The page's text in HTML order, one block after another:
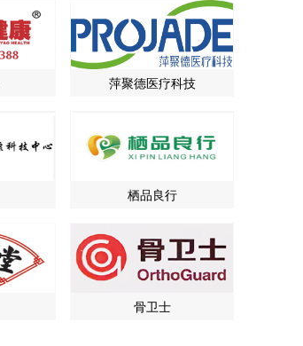
萍聚德医疗科技
栖品良行
骨卫士